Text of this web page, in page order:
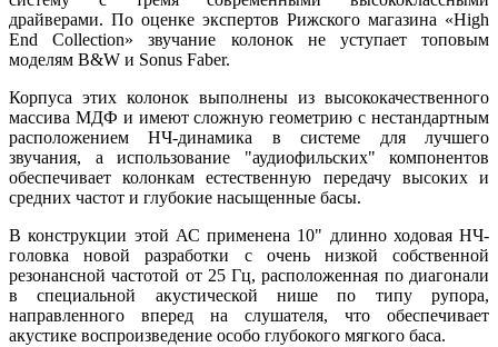
драйверами. По оценке экспертов Рижского магазина «High
End Collection» звучание колонок не уступает топовым
моделям B&W и Sonus Faber.
Корпуса этих колонок выполнены из высококачественного
массива МДФ и имеют сложную геометрию с нестандартным
расположением НЧ-динамика в системе для лучшего
звучания, а использование "аудиофильских" компонентов
обеспечивает колонкам естественную передачу высоких и
средних частот и глубокие насыщенные басы.
В конструкции этой АС применена 10" длинно ходовая НЧ-
головка новой разработки с очень низкой собственной
резонансной частотой от 25 Гц, расположенная по диагонали
в специальной акустической нише по типу рупора,
направленного вперед на слушателя, что обеспечивает
акустике воспроизведение особо глубокого мягкого баса.